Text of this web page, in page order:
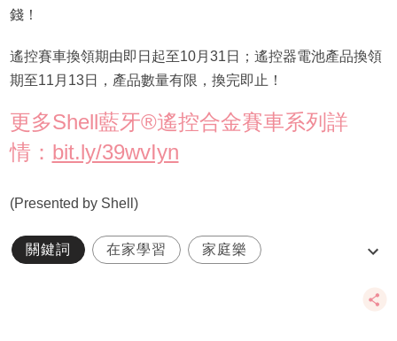
錢！
遙控賽車換領期由即日起至10月31日；遙控器電池產品換領
期至11月13日，產品數量有限，換完即止！
更多Shell藍牙®遙控合金賽車系列詳
情： bit.ly/39wvIyn
(Presented by Shell)
關鍵詞 在家學習 家庭樂